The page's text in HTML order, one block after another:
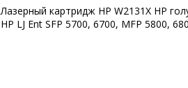
Лазерный картридж HP W2131X HP
HP LJ Ent SFP 5700, 6700, MFP 5800,